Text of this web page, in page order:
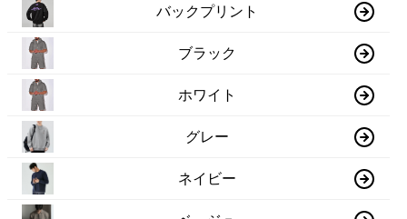
バックプリント
ブラック
ホワイト
グレー
ネイビー